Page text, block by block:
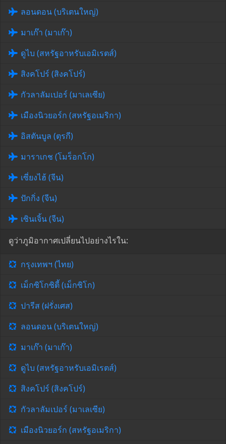
ลอนดอน (บริเตนใหญ่)
มาเก๊า (มาเก๊า)
ดูไบ (สหรัฐอาหรับเอมิเรตส์)
สิงคโปร์ (สิงคโปร์)
กัวลาลัมเปอร์ (มาเลเซีย)
เมืองนิวยอร์ก (สหรัฐอเมริกา)
อิสตันบูล (ตุรกี)
มาราเกช (โมร็อกโก)
เซี่ยงไฮ้ (จีน)
ปักกิ่ง (จีน)
เซินเจิ้น (จีน)
ดูว่าภูมิอากาศเปลี่ยนไปอย่างไรใน:
กรุงเทพฯ (ไทย)
เม็กซิโกซิตี้ (เม็กซิโก)
ปารีส (ฝรั่งเศส)
ลอนดอน (บริเตนใหญ่)
มาเก๊า (มาเก๊า)
ดูไบ (สหรัฐอาหรับเอมิเรตส์)
สิงคโปร์ (สิงคโปร์)
กัวลาลัมเปอร์ (มาเลเซีย)
เมืองนิวยอร์ก (สหรัฐอเมริกา)